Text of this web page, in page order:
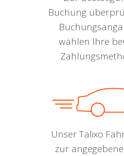
Buchung
wählen Ihre
Unser Talixo
zur